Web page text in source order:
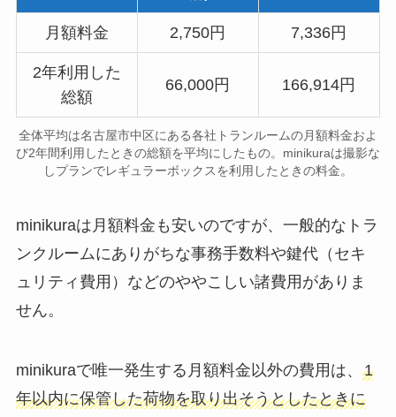
月額料金 2,750円 7,336円
2年利用した
総額
66,000円 166,914円
全体平均は名古屋市中区にある各社トランルームの月額料金およ
び2年間利用したときの総額を平均にしたもの。minikuraは撮影な
しプランでレギュラーボックスを利用したときの料金。
minikuraは月額料金も安いのですが、一般的なトラ
ンクルームにありがちな事務手数料や鍵代（セキ
ュリティ費用）などのややこしい諸費用がありま
せん。
minikuraで唯一発生する月額料金以外の費用は、 1
年以内に保管した荷物を取り出そうとしたときに